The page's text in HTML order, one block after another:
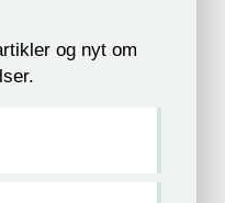
og nyt om